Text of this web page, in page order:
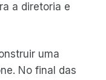
a diretoria e
uma
No final das